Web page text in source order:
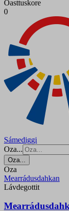
Oasttuskore
0
Sámediggi
Oza...
Oza...
Oza
Mearrádusdahkan
Lávdegottit